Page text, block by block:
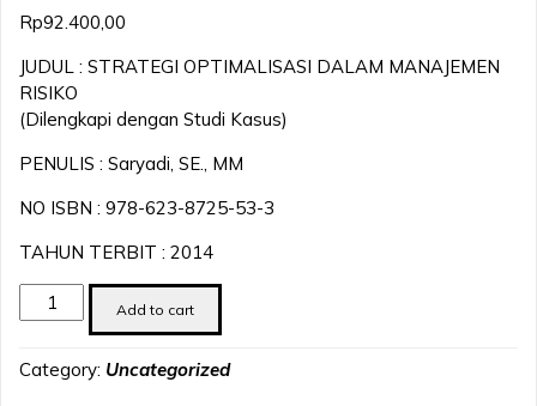
Rp92.400,00
JUDUL : STRATEGI OPTIMALISASI DALAM MANAJEMEN
RISIKO
(Dilengkapi dengan Studi Kasus)
PENULIS : Saryadi, SE., MM
NO ISBN : 978-623-8725-53-3
TAHUN TERBIT : 2014
STRATEGI
OPTIMALISASI
MANAJEMEN
Add to cart
Category: Uncategorized